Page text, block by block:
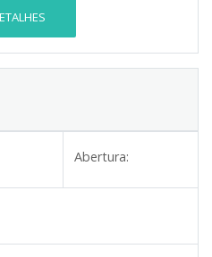
Abertura: